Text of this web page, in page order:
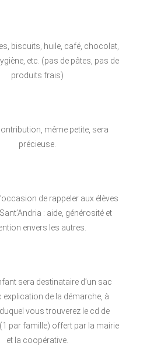
biscuits, huile, café, chocolat,
etc. (pas de pâtes, pas de
produits frais)
même petite, sera
précieuse.
de rappeler aux élèves
: aide, générosité et
envers les autres.
sera destinataire d’un sac
explication de la démarche, à
duquel vous trouverez le cd de
(1 par famille) offert par la mairie
et la coopérative.